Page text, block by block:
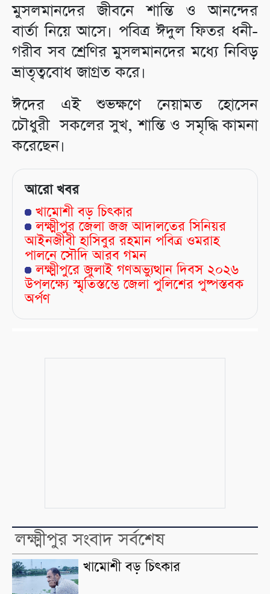
মুসলমানদের জীবনে শান্তি ও আনন্দের
বার্তা নিয়ে আসে। পবিত্র ঈদুল ফিতর ধনী-
গরীব সব শ্রেণির মুসলমানদের মধ্যে নিবিড়
ভ্রাতৃত্ববোধ জাগ্রত করে।
ঈদের এই শুভক্ষণে নেয়ামত হোসেন
চৌধুরী সকলের সুখ, শান্তি ও সমৃদ্ধি কামনা
করেছেন।
আরো খবর
খামোশী বড় চিৎকার
লক্ষ্মীপুর জেলা জজ আদালতের সিনিয়র
আইনজীবী হাসিবুর রহমান পবিত্র ওমরাহ
পালনে সৌদি আরব গমন
লক্ষ্মীপুরে জুলাই গণঅভ্যুত্থান দিবস ২০২৬
উপলক্ষ্যে স্মৃতিস্তম্ভে জেলা পুলিশের পুষ্পস্তবক
অর্পণ
লক্ষ্মীপুর সংবাদ সর্বশেষ
খামোশী বড় চিৎকার